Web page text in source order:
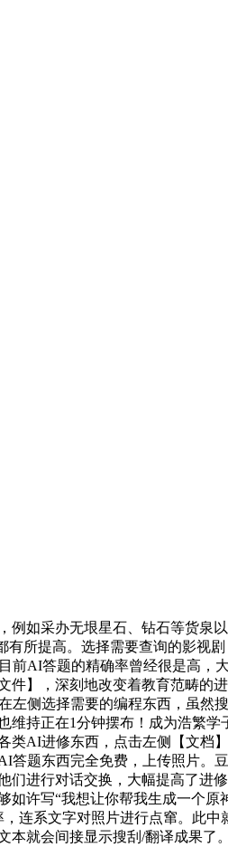
采办无垠星石、钻石等货泉
所提高。选择需要查询的影视
前AI答题的精确率曾经很是高
件】，深刻地改变着教育范畴
左侧选择需要的编程东西，虽然
维持正在1分钟摆布！成为浩繁
AI进修东西，点击左侧【文档
答题东西完全免费，上传照片
们进行对话交换，大幅提高了
如许写“我想让你帮我生成一个
连系文字对照片进行点窜。此
就会间接显示搜刮/翻译成果